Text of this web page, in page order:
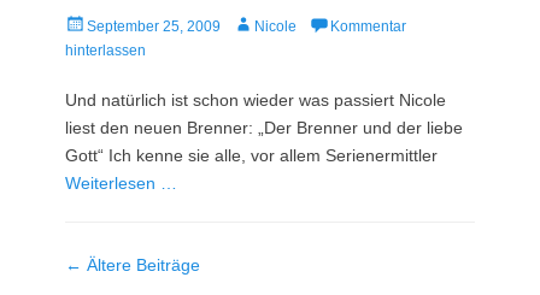
Veröffentlicht
am
September 25, 2009 AutorNicole
Kommentar
hinterlassen
Und natürlich ist schon wieder was passiert Nicole
liest den neuen Brenner: „Der Brenner und der liebe
Gott“ Ich kenne sie alle, vor allem Serienermittler
Weiterlesen …
Beitrag-
← Ältere Beiträge